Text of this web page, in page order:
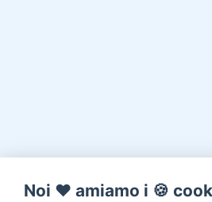
Noi ♥️ amiamo i 🍪